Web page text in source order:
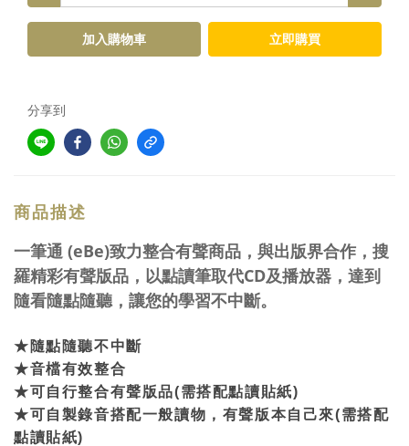
加入購物車 立即購買
分享到
商品描述
一筆通 (eBe)致力整合有聲商品，與出版界合作，搜
羅精彩有聲版品，以點讀筆取代CD及播放器，達到
隨看隨點隨聽，讓您的學習不中斷。
★隨點隨聽不中斷
★音檔有效整合
★可自行整合有聲版品(需搭配點讀貼紙)
★可自製錄音搭配一般讀物，有聲版本自己來(需搭配
點讀貼紙)